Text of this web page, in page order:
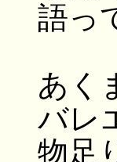
語っ
あく
バレ
物足